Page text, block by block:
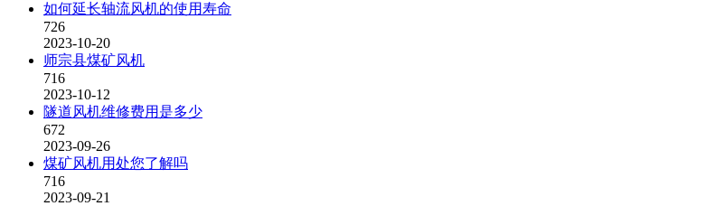
如何延长轴流风机的使用寿命
726
2023-10-20
师宗县煤矿风机
716
2023-10-12
隧道风机维修费用是多少
672
2023-09-26
煤矿风机用处您了解吗
716
2023-09-21